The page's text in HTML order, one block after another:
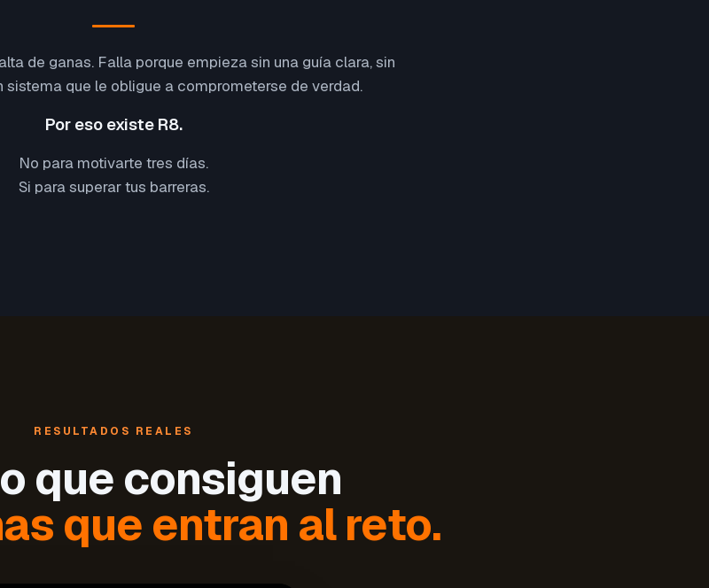
de ganas. Falla porque empieza sin una guía clara, sin
sistema que le obligue a comprometerse de verdad.
Por eso existe R8.
No para motivarte tres días.
Si para superar tus barreras.
RESULTADOS REALES
que consiguen
que entran al reto.